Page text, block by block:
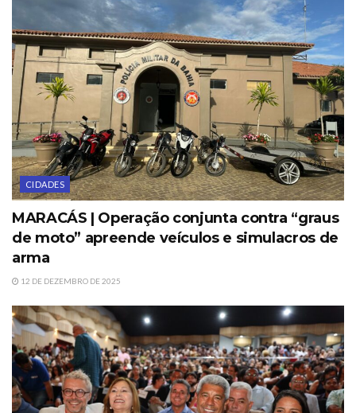
CIDADES
MARACÁS | Operação conjunta contra “graus
de moto” apreende veículos e simulacros de
arma
12 DE DEZEMBRO DE 2025